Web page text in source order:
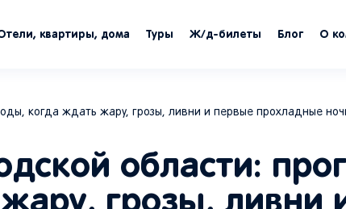
квартиры, дома Туры Ж/д-билеты Блог О
когда ждать жару, грозы, ливни и первые прохладные
области:
грозы, ливни